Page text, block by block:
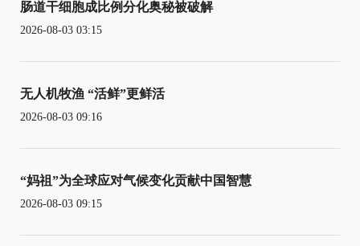
肠道干细胞成比例分化奥秘被破解
2026-08-03 03:15
无人机牧渔 “活鲜”更鲜活
2026-08-03 09:16
“妈祖”为全球应对气候变化贡献中国智慧
2026-08-03 09:15